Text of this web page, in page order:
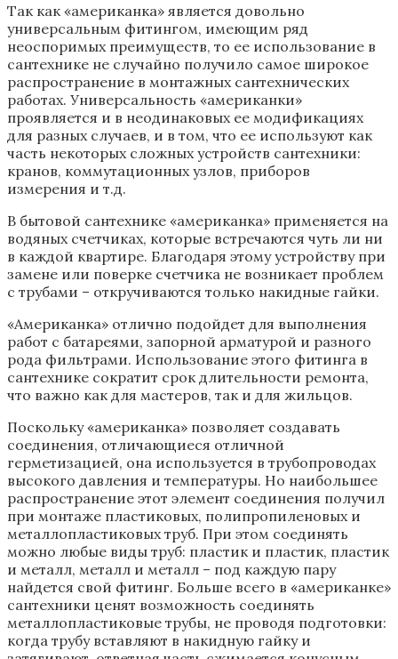
Так как «американка» является довольно
универсальным фитингом, имеющим ряд
неоспоримых преимуществ, то ее использование в
сантехнике не случайно получило самое широкое
распространение в монтажных сантехнических
работах. Универсальность «американки»
проявляется и в неодинаковых ее модификациях
для разных случаев, и в том, что ее используют как
часть некоторых сложных устройств сантехники:
кранов, коммутационных узлов, приборов
измерения и т.д.
В бытовой сантехнике «американка» применяется на
водяных счетчиках, которые встречаются чуть ли ни
в каждой квартире. Благодаря этому устройству при
замене или поверке счетчика не возникает проблем
с трубами – откручиваются только накидные гайки.
«Американка» отлично подойдет для выполнения
работ с батареями, запорной арматурой и разного
рода фильтрами. Использование этого фитинга в
сантехнике сократит срок длительности ремонта,
что важно как для мастеров, так и для жильцов.
Поскольку «американка» позволяет создавать
соединения, отличающиеся отличной
герметизацией, она используется в трубопроводах
высокого давления и температуры. Но наибольшее
распространение этот элемент соединения получил
при монтаже пластиковых, полипропиленовых и
металлопластиковых труб. При этом соединять
можно любые виды труб: пластик и пластик, пластик
и металл, металл и металл – под каждую пару
найдется свой фитинг. Больше всего в «американке»
сантехники ценят возможность соединять
металлопластиковые трубы, не проводя подготовки:
когда трубу вставляют в накидную гайку и